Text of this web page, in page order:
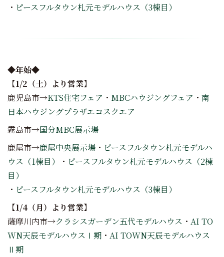
・ ピースフルタウン札元モデルハウス（3棟目）
◆年始◆
【1/2（土）より営業】
鹿児島市→KTS住宅フェア ・ MBCハウジングフェア ・ 南
日本ハウジングプラザエコスクエア
霧島市→国分MBC展示場
鹿屋市→鹿屋中央展示場 ・ ピースフルタウン札元モデルハ
ウス（1棟目）
・ ピースフルタウン札元モデルハウス（2棟
目）
・ ピースフルタウン札元モデルハウス（3棟目）
【1/4（月）より営業】
薩摩川内市→クラシスガーデン五代モデルハウス ・ AI TO
WN天辰モデルハウスⅠ期 ・ AI TOWN天辰モデルハウス
Ⅱ期